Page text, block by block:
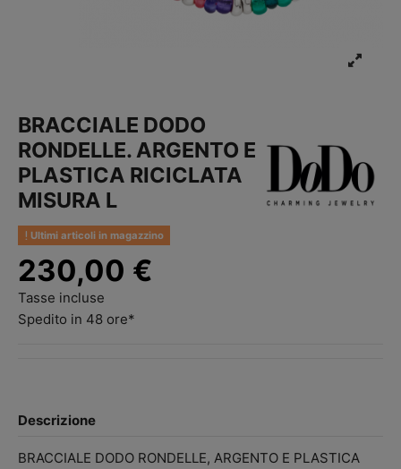
BRACCIALE DODO
RONDELLE. ARGENTO E
PLASTICA RICICLATA
MISURA L
Ultimi articoli in magazzino
230,00 €
Tasse incluse
Spedito in 48 ore*
Descrizione
BRACCIALE DODO RONDELLE, ARGENTO E PLASTICA